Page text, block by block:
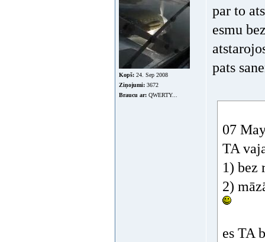
Kopš: 24. Sep 2008
Ziņojumi: 3672
Braucu ar: QWERTY...
par to
esmu
pats
07
TA
1) bez
2)
es TA